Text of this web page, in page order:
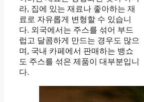
라, 집에 있는 재료나 좋아하는 재
료로 자유롭게 변형할 수 있습니
다. 외국에서는 주스를 섞어 부드
럽고 달콤하게 만드는 경우도 많으
며, 국내 카페에서 판매하는 뱅쇼
도 주스를 섞은 제품이 대부분입니
다.